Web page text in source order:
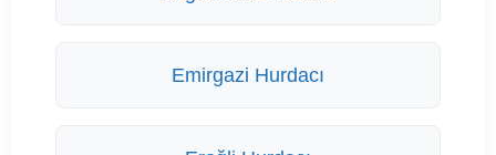
Emirgazi Hurdacı